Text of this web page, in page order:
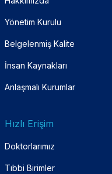
Yönetim Kurulu
Belgelenmiş Kalite
İnsan Kaynakları
Anlaşmalı Kurumlar
Hızlı Erişim
Doktorlarımız
Tıbbi Birimler